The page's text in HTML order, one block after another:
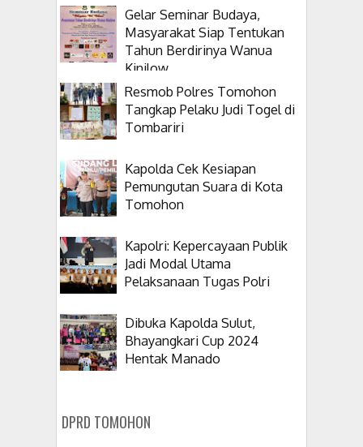
Gelar Seminar Budaya,
Masyarakat Siap Tentukan
Tahun Berdirinya Wanua
Kinilow
Resmob Polres Tomohon
Tangkap Pelaku Judi Togel di
Tombariri
Kapolda Cek Kesiapan
Pemungutan Suara di Kota
Tomohon
Kapolri: Kepercayaan Publik
Jadi Modal Utama
Pelaksanaan Tugas Polri
Dibuka Kapolda Sulut,
Bhayangkari Cup 2024
Hentak Manado
DPRD TOMOHON